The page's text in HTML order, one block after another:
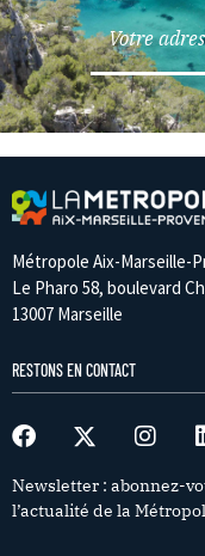
Métropole Aix-Marseille-
Le Pharo 58, boulevard
13007 Marseille
RESTONS EN CONTACT
Newsletter : abonnez-
l’actualité de la